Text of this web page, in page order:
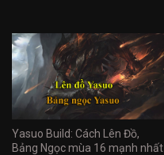
Yasuo Build: Cách Lên Đồ,
Bảng Ngọc mùa 16 mạnh nhất